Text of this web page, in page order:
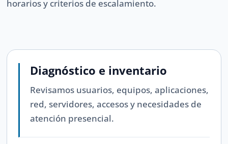
horarios y criterios de escalamiento.
Diagnóstico e inventario
Revisamos usuarios, equipos, aplicaciones,
red, servidores, accesos y necesidades de
atención presencial.